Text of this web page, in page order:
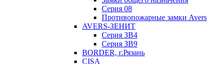
Серия 08
Противопожарные замки Avers
AVERS-ЗЕНИТ
Серия ЗВ4
Серия ЗВ9
BORDER, г.Рязань
CISA